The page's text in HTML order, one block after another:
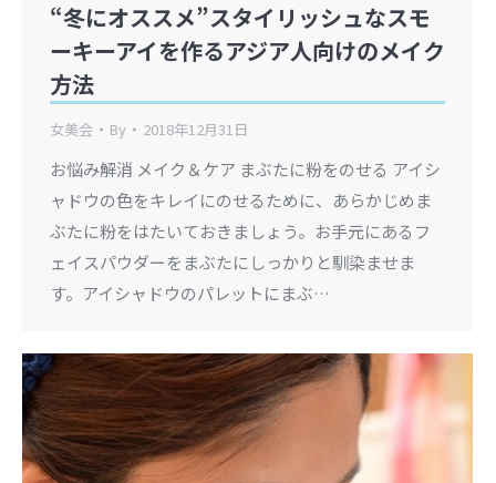
“冬にオススメ”スタイリッシュなスモ
ーキーアイを作るアジア人向けのメイク
方法
女美会 By 2018年12月31日
お悩み解消 メイク＆ケア まぶたに粉をのせる アイシ
ャドウの色をキレイにのせるために、あらかじめま
ぶたに粉をはたいておきましょう。お手元にあるフ
ェイスパウダーをまぶたにしっかりと馴染ませま
す。アイシャドウのパレットにまぶ…